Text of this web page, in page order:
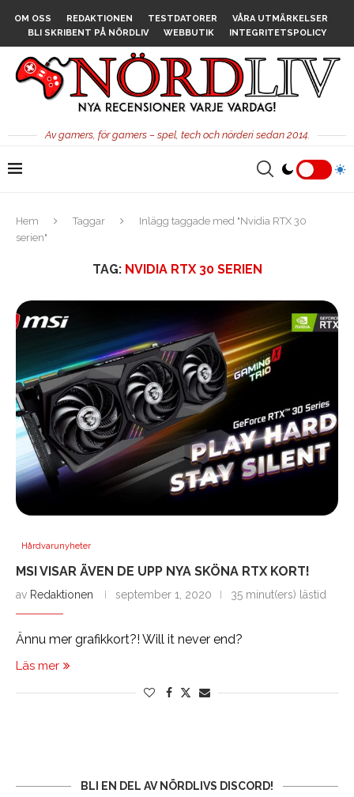
OM OSS REDAKTIONEN TESTDATORER
VÅRA UTMÄRKELSER
BLI SKRIBENT PÅ NÖRDLIV
WEBBUTIK INTEGRITETSPOLICY
Av gamers, för gamers – spel, tech och nörderi sedan 2014.
Hem Taggar
Inlägg taggade med "Nvidia RTX 30
serien"
TAG: NVIDIA RTX 30 SERIEN
Hårdvarunyheter
MSI VISAR ÄVEN DE UPP NYA SKÖNA RTX KORT!
av Redaktionen september 1, 2020 35 minut(ers) lästid
Ännu mer grafikkort?! Will it never end?
Läs mer
BLI EN DEL AV NÖRDLIVS DISCORD!